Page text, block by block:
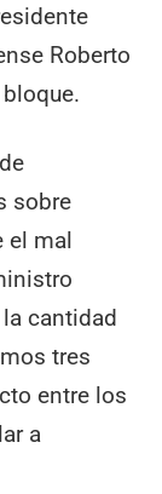
Roberto
sobre
el mal
cantidad
tres
entre los
a